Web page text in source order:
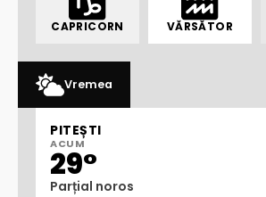
CAPRICORN VĂRSĂTOR
Vremea
PITEȘTI
ACUM
29°
Parțial noros